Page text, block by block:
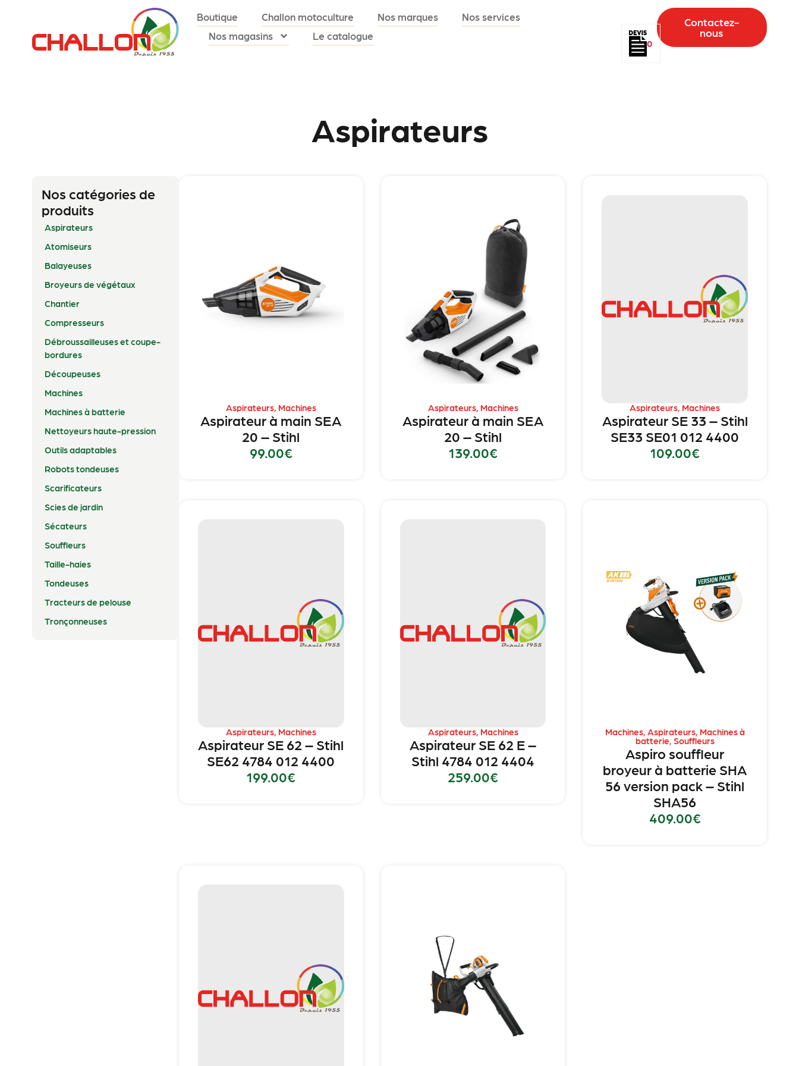
Boutique Challon motoculture Nos marques
Nos services
Nos magasins
Le catalogue
0
Contactez-
nous
Aspirateurs
Nos catégories de
produits
Aspirateurs
Atomiseurs
Balayeuses
Broyeurs de végétaux
Chantier
Compresseurs
Débroussailleuses et coupe-
bordures
Découpeuses
Machines
Machines à batterie
Nettoyeurs haute-pression
Outils adaptables
Robots tondeuses
Scarificateurs
Scies de jardin
Sécateurs
Souffleurs
Taille-haies
Tondeuses
Tracteurs de pelouse
Tronçonneuses
Aspirateurs, Machines
Aspirateur à main SEA
20 – Stihl
99.00€
Aspirateurs, Machines
Aspirateur à main SEA
20 – Stihl
139.00€
Aspirateurs Machines
Aspirateur SE 33 – Stihl
SE33 SE01 012 4400
109.00€
Aspirateurs, Machines
Aspirateur SE 62 – Stihl
SE62 4784 012 4400
199.00€
Aspirateurs, Machines
Aspirateur SE 62 E –
Stihl 4784 012 4404
259.00€
Machines, Aspirateurs, Machines à
batterie Souffleurs
Aspiro souffleur
broyeur à batterie SHA
56 version pack – Stihl
SHA56
409.00€